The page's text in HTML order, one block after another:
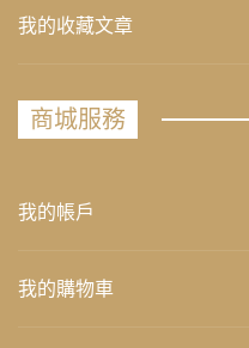
我的收藏文章
商城服務
我的帳戶
我的購物車